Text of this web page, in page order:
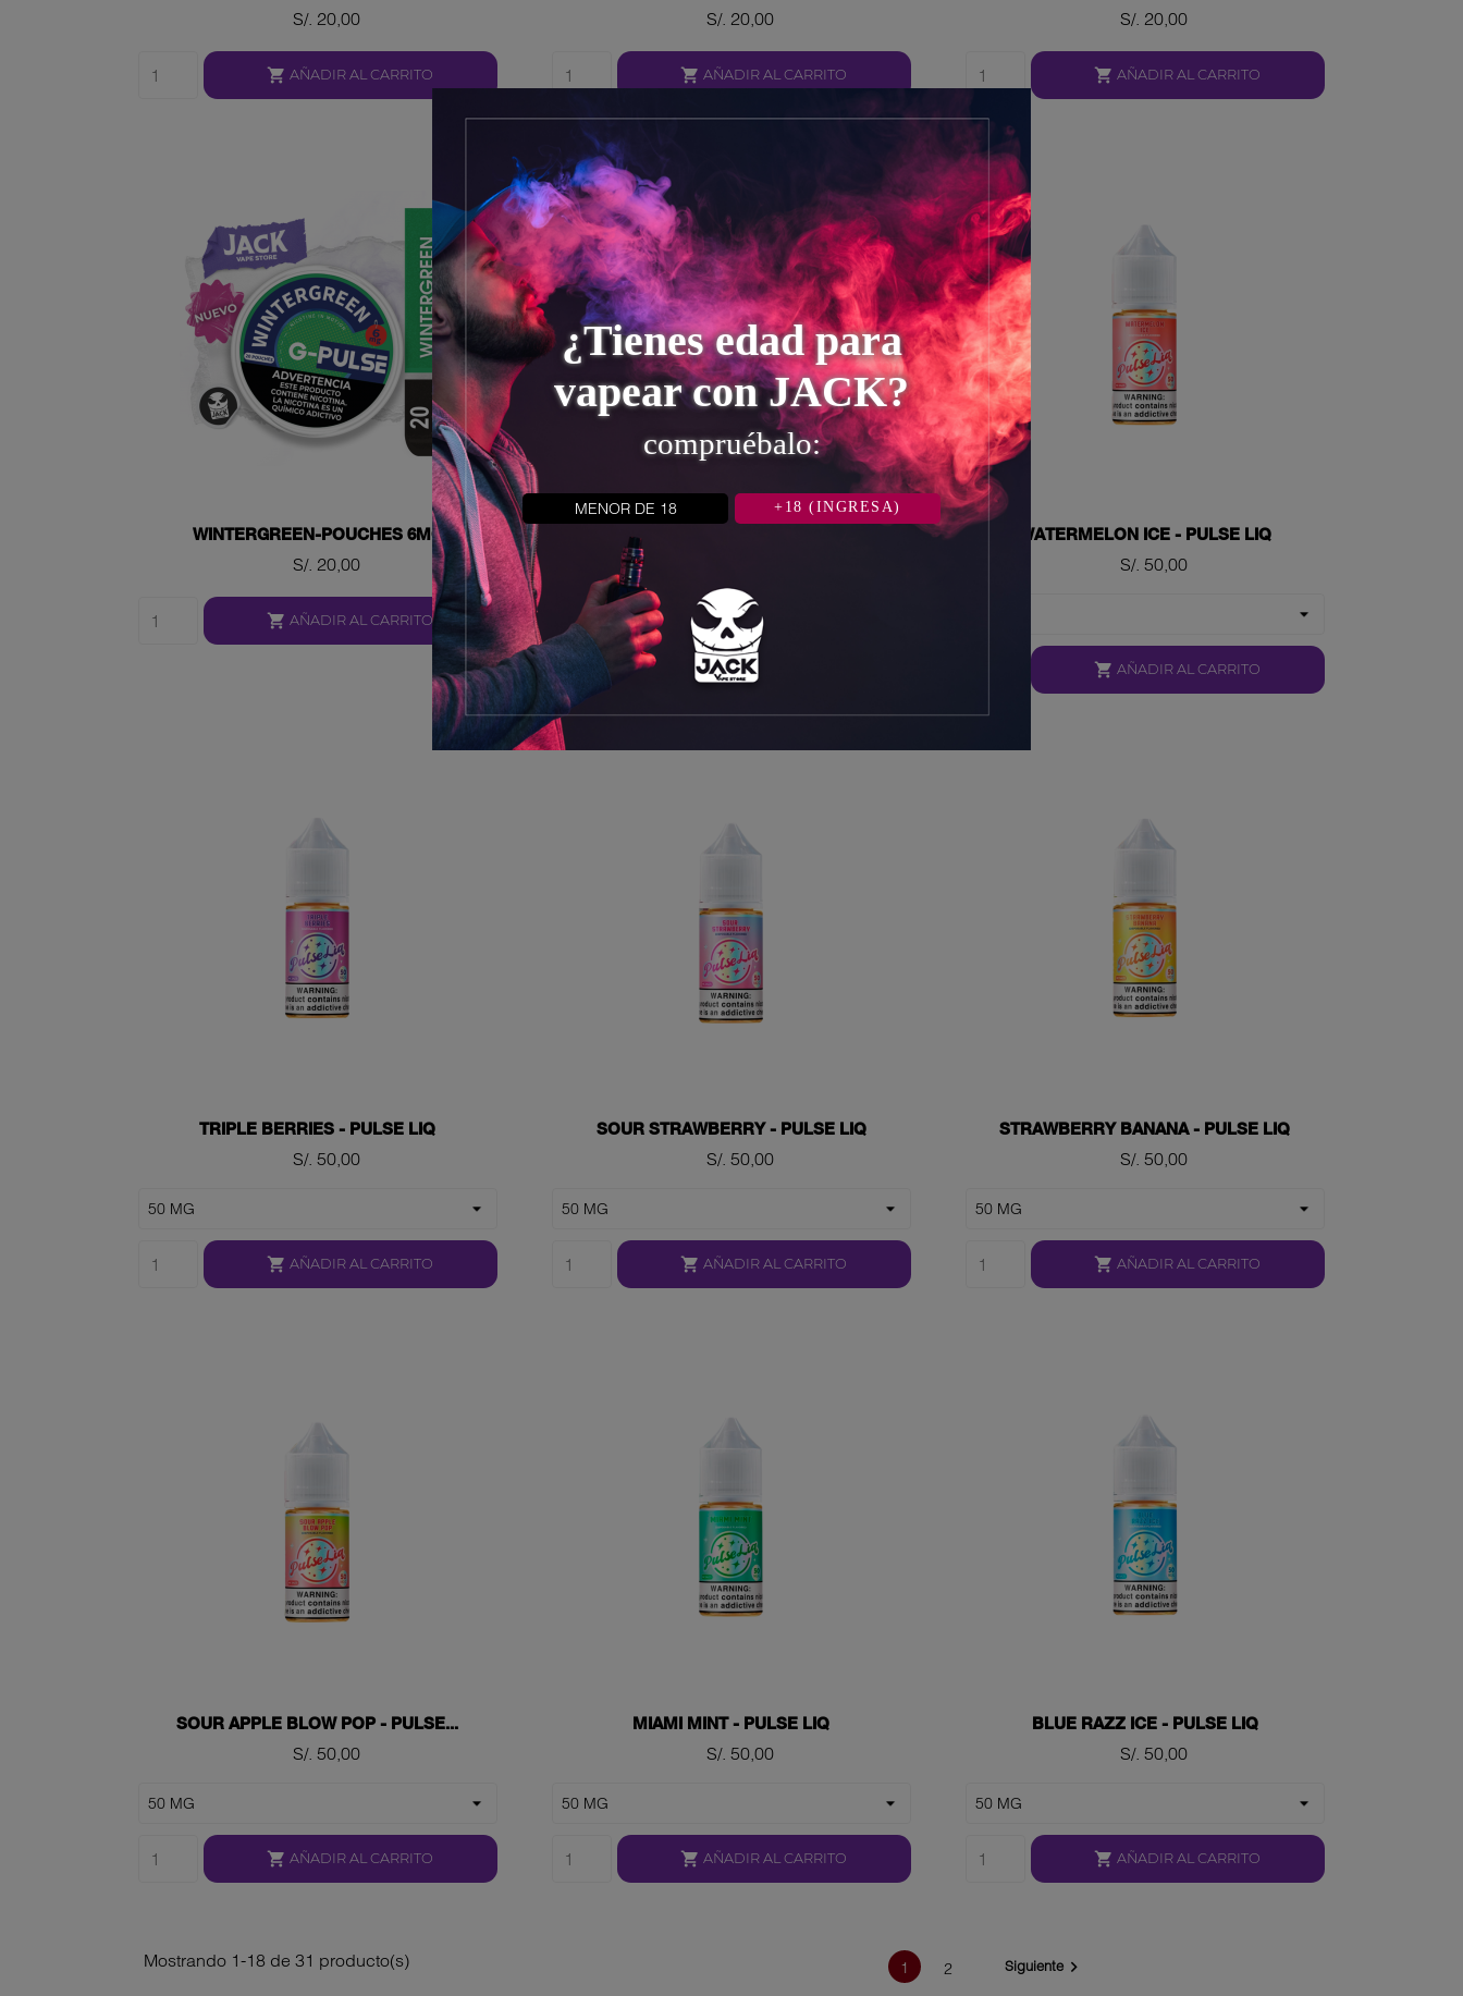
¿Tienes edad para
vapear con JACK?
compruébalo:
MENOR DE 18 +18 (INGRESA)
Precio
S/. 20,00
 AÑADIR AL CARRITO
Precio
S/. 20,00
 AÑADIR AL CARRITO
Precio
S/. 20,00
 AÑADIR AL CARRITO
WINTERGREEN-POUCHES 6MG
Precio
S/. 20,00
 AÑADIR AL CARRITO
MIXED BERRY- POUCHES 6MG
 AÑADIR AL CARRITO
WATERMELON ICE - PULSE LIQ
Precio
S/. 50,00
 AÑADIR AL CARRITO
TRIPLE BERRIES - PULSE LIQ
Precio
S/. 50,00
 AÑADIR AL CARRITO
SOUR STRAWBERRY - PULSE LIQ
Precio
S/. 50,00
 AÑADIR AL CARRITO
STRAWBERRY BANANA - PULSE LIQ
Precio
S/. 50,00
 AÑADIR AL CARRITO
SOUR APPLE BLOW POP - PULSE...
Precio
S/. 50,00
 AÑADIR AL CARRITO
MIAMI MINT - PULSE LIQ
Precio
S/. 50,00
 AÑADIR AL CARRITO
BLUE RAZZ ICE - PULSE LIQ
Precio
S/. 50,00
 AÑADIR AL CARRITO
Mostrando 1-18 de 31 producto(s) 1 2 Siguiente